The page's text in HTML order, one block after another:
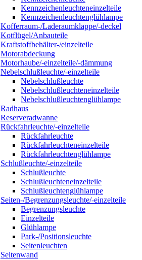
Kennzeichenleuchteneinzelteile
Kennzeichenleuchtenglühlampe
Kofferraum-/Laderaumklappe/-deckel
Kotflügel/Anbauteile
Kraftstoffbehälter-/einzelteile
Motorabdeckung
Motorhaube/-einzelteile/-dämmung
Nebelschlußleuchte/-einzelteile
Nebelschlußleuchte
Nebelschlußleuchteneinzelteile
Nebelschlußleuchtenglühlampe
Radhaus
Reserveradwanne
Rückfahrleuchte/-einzelteile
Rückfahrleuchte
Rückfahrleuchteneinzelteile
Rückfahrleuchtenglühlampe
Schlußleuchte/-einzelteile
Schlußleuchte
Schlußleuchteneinzelteile
Schlußleuchtenglühlampe
Seiten-/Begrenzungsleuchte/-einzelteile
Begrenzungsleuchte
Einzelteile
Glühlampe
Park-/Positionsleuchte
Seitenleuchten
Seitenwand